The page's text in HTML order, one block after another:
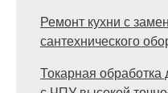
Ремонт кухни с
сантехнического
Токарная обработка